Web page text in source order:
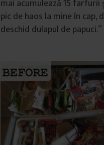
mai acumulează 15 farfurii
pic de haos la mine în cap,
deschid dulapul de papuci.”